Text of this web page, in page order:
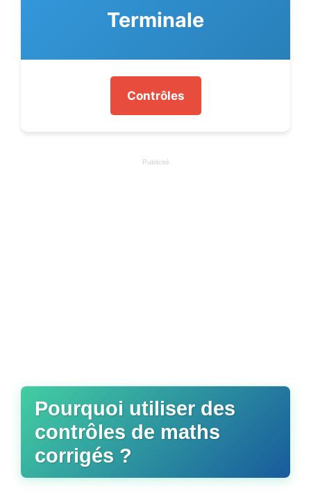
Terminale
Contrôles
Publicité
Pourquoi utiliser des
contrôles de maths
corrigés ?